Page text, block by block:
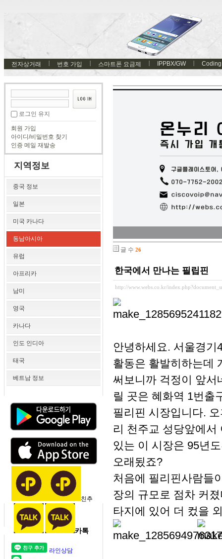
전자상거래 번호 가입 스마트폰 요금제 IPPBX/GW Coding
로그인 유지
회원 가입
아이디/비밀번호 찾기
인증 메일 재발송
지역정보
중국 정보
일본
미국 카나다
동남아시아
유럽
아프리카
남미
영국
카나다
인도 인디아
태국
베트남 정보
친추
카톡
라인상담
글 수 26
한국에서 만나는 필립핀
http://www.webs.co.kr/
안녕하세요. 서울경
활동은 활발히하는데
써보니까 걱정이 앞서
릴 곳은 혜화역 1번출
필리핀 시장입니다.
리 천주교 성당앞에서
있는 이 시장은 95년
오래됬죠?
처음에 필리핀사람들
장의 규모로 점차 커
타지에 있어 더 컸을